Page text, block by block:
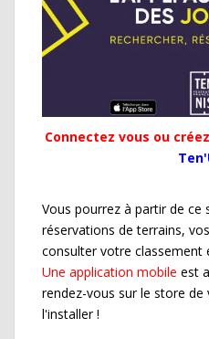
Connectez vous ou
Vous pourrez à partir de ce
réservations de terrains,
consulter votre classement
Une application mobile est
rendez-vous sur le store
l'installer !